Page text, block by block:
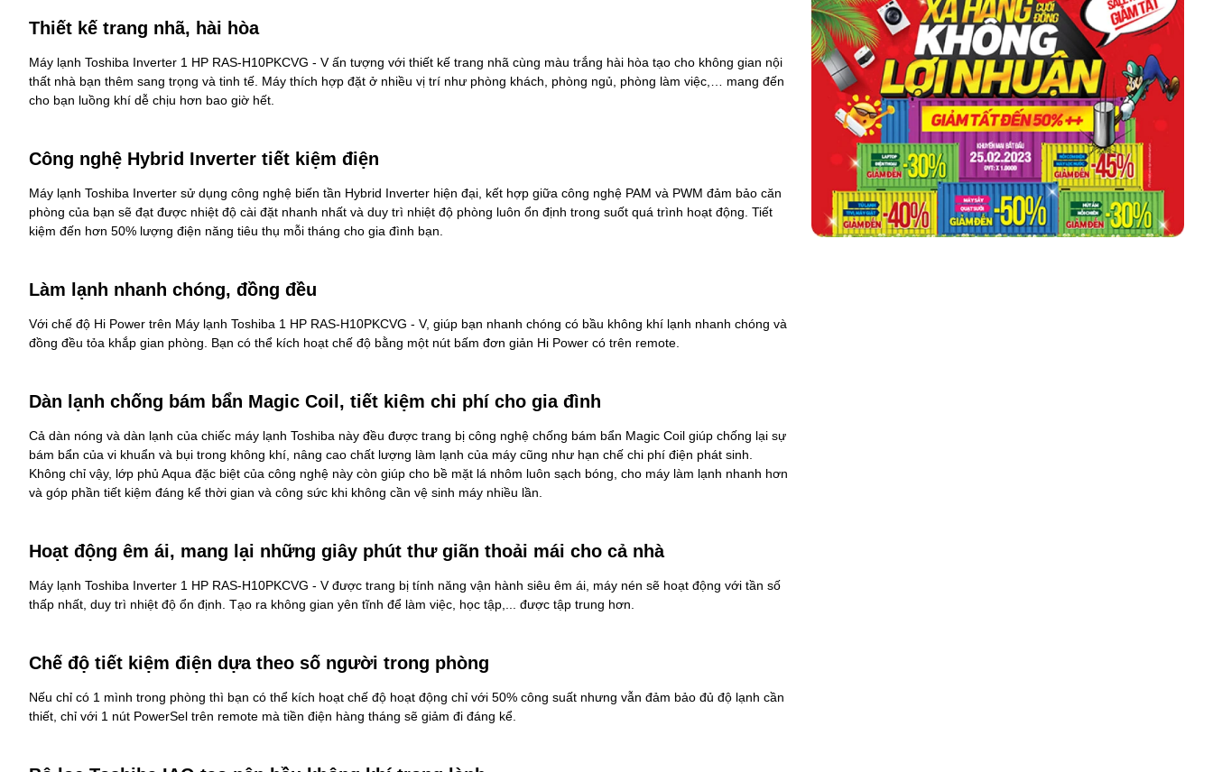
Thiết kế trang nhã, hài hòa
Máy lạnh Toshiba Inverter 1 HP RAS-H10PKCVG - Vấn tượng với thiết kế trang nhã cùng màu trắng hài hòa tạo cho không gian nội
thất nhà bạn thêm sang trọng và tinh tế. Máy thích hợp đặt ở nhiều vị trí như phòng khách, phòng ngủ, phòng làm việc,… mang đến
cho bạn luồng khí dễ chịu hơn bao giờ hết.
Công nghệ Hybrid Inverter tiết kiệm điện
Máy lạnh Toshiba Inverter sử dụng công nghệ biến tần Hybrid Inverter hiện đại, kết hợp giữa công nghệ PAM và PWM đảm bảo căn
phòng của bạn sẽ đạt được nhiệt độ cài đặt nhanh nhất và duy trì nhiệt độ phòng luôn ổn định trong suốt quá trình hoạt động. Tiết
kiệm đến hơn 50% lượng điện năng tiêu thụ mỗi tháng cho gia đình bạn.
Làm lạnh nhanh chóng, đồng đều
Với chế độ Hi Power trên Máy lạnh Toshiba 1 HP RAS-H10PKCVG - V, giúp bạn nhanh chóng có bầu không khí lạnh nhanh chóng và
đồng đều tỏa khắp gian phòng. Bạn có thể kích hoạt chế độ bằng một nút bấm đơn giản Hi Power có trên remote.
Dàn lạnh chống bám bẩn Magic Coil, tiết kiệm chi phí cho gia đình
Cả dàn nóng và dàn lạnh của chiếc máy lạnh Toshiba này đều được trang bị công nghệ chống bám bẩn Magic Coil giúp chống lại sự
bám bẩn của vi khuẩn và bụi trong không khí, nâng cao chất lượng làm lạnh của máy cũng như hạn chế chi phí điện phát sinh.
Không chỉ vậy, lớp phủ Aqua đặc biệt của công nghệ này còn giúp cho bề mặt lá nhôm luôn sạch bóng, cho máy làm lạnh nhanh hơn
và góp phần tiết kiệm đáng kể thời gian và công sức khi không cần vệ sinh máy nhiều lần.
Hoạt động êm ái, mang lại những giây phút thư giãn thoải mái cho cả nhà
Máy lạnh Toshiba Inverter 1 HP RAS-H10PKCVG - V được trang bị tính năng vận hành siêu êm ái, máy nén sẽ hoạt động với tần số
thấp nhất, duy trì nhiệt độ ổn định. Tạo ra không gian yên tĩnh để làm việc, học tập,... được tập trung hơn.
Chế độ tiết kiệm điện dựa theo số người trong phòng
Nếu chỉ có 1 mình trong phòng thì bạn có thể kích hoạt chế độ hoạt động chỉ với 50% công suất nhưng vẫn đảm bảo đủ độ lạnh cần
thiết, chỉ với 1 nút PowerSel trên remote mà tiền điện hàng tháng sẽ giảm đi đáng kể.